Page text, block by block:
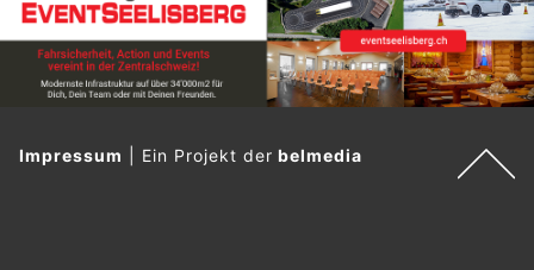
Impressum Ein Projekt derbelmedia